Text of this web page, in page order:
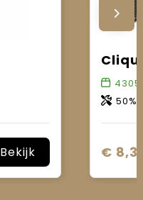
Bekijk
4305
50%
€